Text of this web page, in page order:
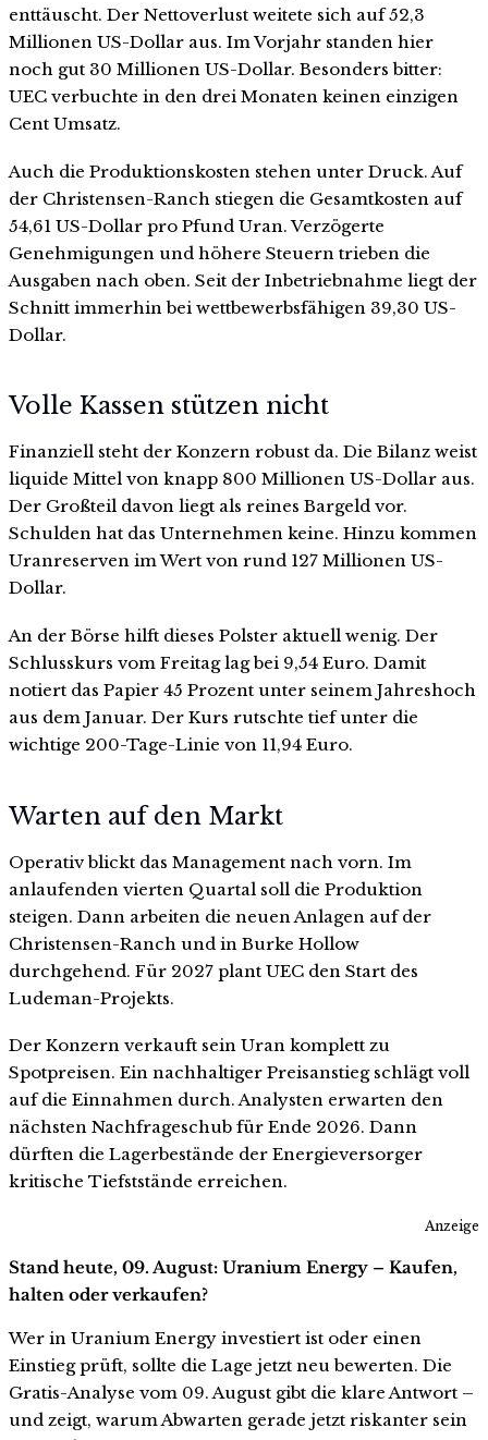
enttäuscht. Der Nettoverlust weitete sich auf 52,3
Millionen US-Dollar aus. Im Vorjahr standen hier
noch gut 30 Millionen US-Dollar. Besonders bitter:
UEC verbuchte in den drei Monaten keinen einzigen
Cent Umsatz.
Auch die Produktionskosten stehen unter Druck. Auf
der Christensen-Ranch stiegen die Gesamtkosten auf
54,61 US-Dollar pro Pfund Uran. Verzögerte
Genehmigungen und höhere Steuern trieben die
Ausgaben nach oben. Seit der Inbetriebnahme liegt der
Schnitt immerhin bei wettbewerbsfähigen 39,30 US-
Dollar.
Volle Kassen stützen nicht
Finanziell steht der Konzern robust da. Die Bilanz weist
liquide Mittel von knapp 800 Millionen US-Dollar aus.
Der Großteil davon liegt als reines Bargeld vor.
Schulden hat das Unternehmen keine. Hinzu kommen
Uranreserven im Wert von rund 127 Millionen US-
Dollar.
An der Börse hilft dieses Polster aktuell wenig. Der
Schlusskurs vom Freitag lag bei 9,54 Euro. Damit
notiert das Papier 45 Prozent unter seinem Jahreshoch
aus dem Januar. Der Kurs rutschte tief unter die
wichtige 200-Tage-Linie von 11,94 Euro.
Warten auf den Markt
Operativ blickt das Management nach vorn. Im
anlaufenden vierten Quartal soll die Produktion
steigen. Dann arbeiten die neuen Anlagen auf der
Christensen-Ranch und in Burke Hollow
durchgehend. Für 2027 plant UEC den Start des
Ludeman-Projekts.
Der Konzern verkauft sein Uran komplett zu
Spotpreisen. Ein nachhaltiger Preisanstieg schlägt voll
auf die Einnahmen durch. Analysten erwarten den
nächsten Nachfrageschub für Ende 2026. Dann
dürften die Lagerbestände der Energieversorger
kritische Tiefststände erreichen.
Anzeige
Stand heute, 09. August: Uranium Energy – Kaufen,
halten oder verkaufen?
Wer in Uranium Energy investiert ist oder einen
Einstieg prüft, sollte die Lage jetzt neu bewerten. Die
Gratis-Analyse vom 09. August gibt die klare Antwort –
und zeigt, warum Abwarten gerade jetzt riskanter sein